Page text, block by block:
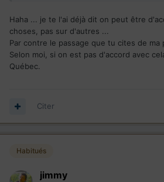
Haha ... je te l'ai déjà dit on peut être
choses, pas sur d'autres ...
Par contre le passage que tu cites de
Selon moi, si on est pas d'accord avec
Québec.
Citer
Habitués
jimmy